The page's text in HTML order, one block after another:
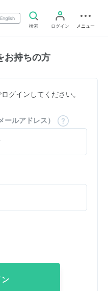
English
検索
ログイン メニュー
持ちの方
グインしてください。
ルアドレス）
ン